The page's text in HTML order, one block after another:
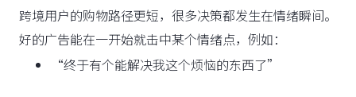
跨境用户的购物路径更短，很多决策都发生在情绪瞬间。
好的广告能在一开始就击中某个情绪点，例如：
“终于有个能解决我这个烦恼的东西了”